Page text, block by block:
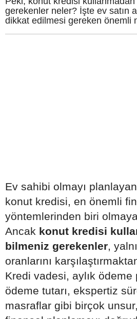
gerekenler neler? İşte ev satın
dikkat edilmesi gereken önemli
Ev sahibi olmayı
konut kredisi, en önemli
yöntemlerinden biri
Ancak konut kredisi
bilmeniz gerekenler,
oranlarını
Kredi vadesi, aylık ödeme
ödeme tutarı, ekspertiz
masraflar gibi birçok